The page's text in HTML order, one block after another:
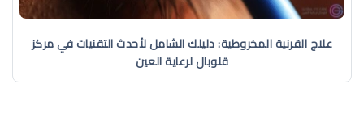
علاج القرنية المخروطية: دليلك الشامل لأحدث التقنيات في مركز
قلوبال لرعاية العين